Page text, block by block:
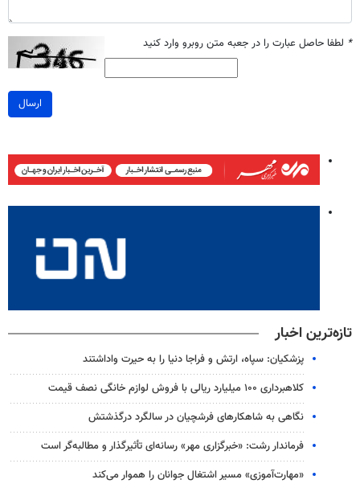
* لطفا حاصل عبارت را در جعبه متن روبرو وارد کنید
ارسال
تازه‌ترین اخبار
پزشکیان: سپاه، ارتش و فراجا دنیا را به حیرت واداشتند
کلاهبرداری ۱۰۰ میلیارد ریالی با فروش لوازم خانگی نصف قیمت
نگاهی به شاهکارهای فرشچیان در سالگرد درگذشتش
فرماندار رشت: «خبرگزاری مهر» رسانه‌ای تأثیرگذار و مطالبه‌گر است
«مهارت‌آموزی» مسیر اشتغال جوانان را هموار می‌کند